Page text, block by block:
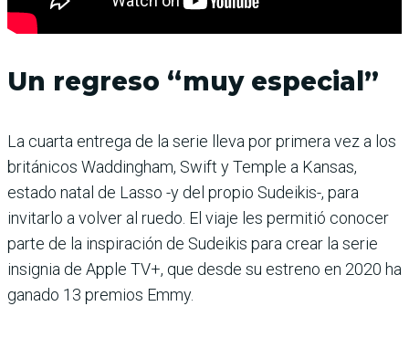
Un regreso “muy especial”
La cuarta entrega de la serie lleva por primera vez a los
británicos Waddingham, Swift y Temple a Kansas,
estado natal de Lasso -y del propio Sudeikis-, para
invitarlo a volver al ruedo. El viaje les permitió conocer
parte de la inspiración de Sudeikis para crear la serie
insignia de Apple TV+, que desde su estreno en 2020 ha
ganado 13 premios Emmy.